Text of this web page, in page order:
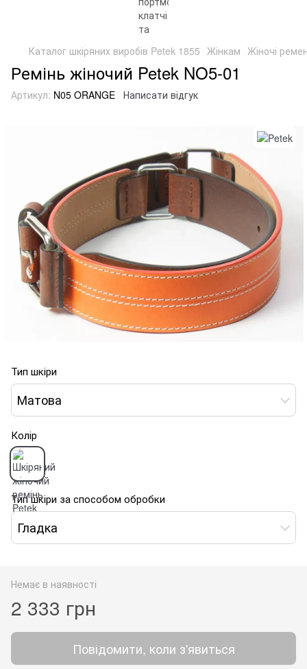
Каталог шкіряних виробів Petek 1855 Жінкам Жіночі
Ремінь жіночий Petek NO5-01
Артикул: N05 ORANGE Написати відгук
Тип шкіри
Матова
Колір
Тип шкіри за способом обробки
Гладка
Немає в наявності
2 333 грн
Повідомити, коли з'явиться